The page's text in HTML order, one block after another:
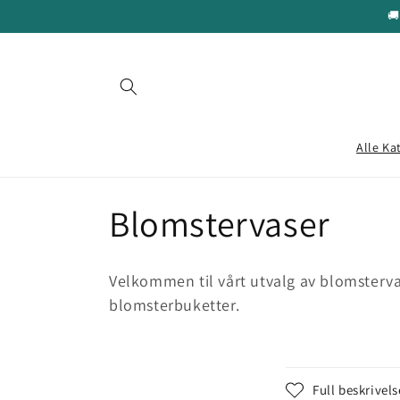
innholdet
Alle
S
a
m
Blomstervaser
Velkommen til vårt utvalg av
blomsterbuketter.
S
Full